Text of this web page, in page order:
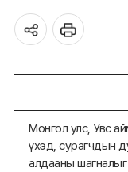
Монгол улс, Увс
үхэд, сурагчдын
алдааны